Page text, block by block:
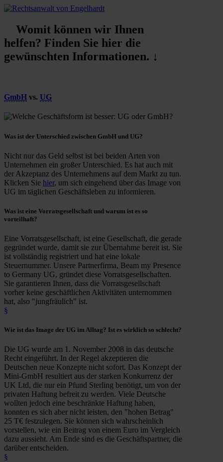
Womit können wir Ihnen
helfen? Finden Sie hier die
gewünschten Informationen. ↓
GmbH vs. UG
Was ist der Unterschied zwischen GmbH und UG?
Nicht nur das Geld selbst ist bei beiden Arten von
Unternehmen ein großer Unterschied. Es hat auch mit
der Akzeptanz des Unternehmens auf dem Markt zu tun.
Klicken Sie hier, um sich eingehend über das Image von
UG im täglichen Geschäftsleben zu informieren.
Was ist eine Vorratsgesellschaft und warum ist es so
vorteilhaft?
Eine Vorratsgesellschaft, ist eine Gesellschaft, die gerade
gegründet wurde, damit sie zur Übernahme bereit ist. Sie
ist vollständig registriert und hat eine lokale
Steuernummer. Unsere Partnerfirma, Beam my Presence
to Germany UG, gründet diese Vorratsgesellschaften.
Sie garantieren Ihnen, dass die Vorratsgesellschaft
vorher keine geschäftlichen Aktivitäten unternommen
hat, also "jungfräulich" ist.
§
Wie ist das Image der UG im Alltag? Ist es wirklich so schlecht?
Die UG wurde am 1. November 2008 in das deutsche
Recht eingeführt. In der Regel akzeptieren die
Deutschen neue Konzepte nicht sofort. Das Konzept der
Mini-GmbH resultiert aus der starken Konkurrenz der
UK Ltd, die nur ein Pfund Sterling benötigt, um von der
privaten Haftung befreit zu werden. Viele Deutsche
wollten jedoch eine beschränkte Haftung haben,
konnten es sich aber nicht leisten, den "hohen Betrag"
25 T€ festzulegen. Sie können sich wahrscheinlich
vorstellen, wie ein Beitrag von einem Euro im Vergleich
dazu aussieht. Am Ende sind es die Geschäftspartner, die
darüber entscheiden.
§